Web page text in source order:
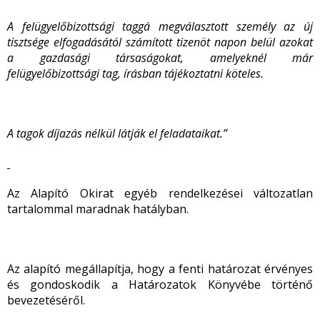
A felügyelőbizottsági taggá megválasztott személy az új
tisztsége elfogadásától számított tizenöt napon belül azokat
a gazdasági társaságokat, amelyeknél már
felügyelőbizottsági tag, írásban tájékoztatni köteles.
A tagok díjazás nélkül látják el feladataikat.”
Az Alapító Okirat egyéb rendelkezései változatlan
tartalommal maradnak hatályban.
Az alapító megállapítja, hogy a fenti határozat érvényes
és gondoskodik a Határozatok Könyvébe történő
bevezetéséről.